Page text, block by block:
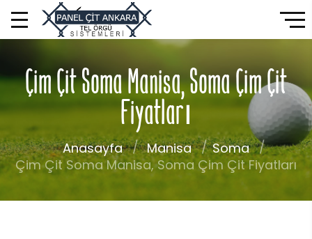
Çim Çit Soma Manisa, Soma Çim Çit
Fiyatları
Anasayfa Manisa
Soma
Çim Çit Soma Manisa, Soma Çim Çit Fiyatları